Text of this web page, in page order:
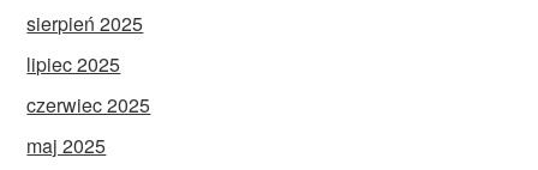
sierpień 2025
lipiec 2025
czerwiec 2025
maj 2025